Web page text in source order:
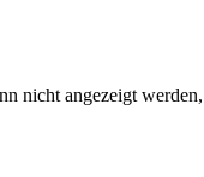
nicht angezeigt